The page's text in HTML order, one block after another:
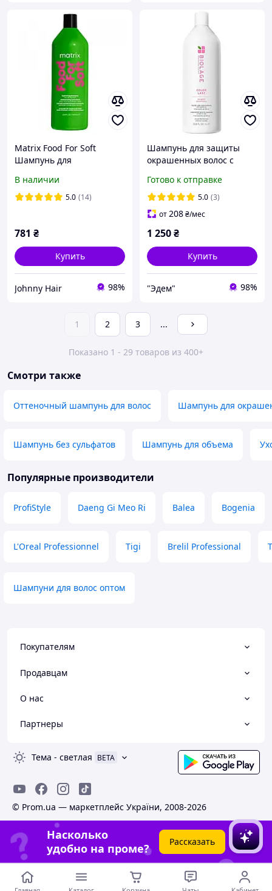
Matrix Food For Soft
Шампунь для
1000мл
В наличии
5.0 (14)
781 ₴
Купить
Johnny Hair 98%
Шампунь для защиты
окрашенных волос с
Shampoo COLOR LAST
BIOLAGE Hair Spa MATRIX
Готово к отправке
5.0 (3)
от208₴/мес
1 250₴
Купить
"Эдем" 98%
1 2 3 ...
Показано 1 - 29 товаров из 400+
Смотри также
Оттеночный шампунь для волос Шампунь для
Шампунь без сульфатов Шампунь для объема
Популярные производители
ProfiStyle Daeng Gi Meo Ri Balea Bogenia
L'Oreal Professionnel Tigi Brelil Professional
Шампуни для волос оптом
Покупателям
Продавцам
О нас
Партнеры
Тема - светлая BETA
© Prom.ua — маркетплейс України, 2008-2026
Насколько
удобно на проме?
Рассказать